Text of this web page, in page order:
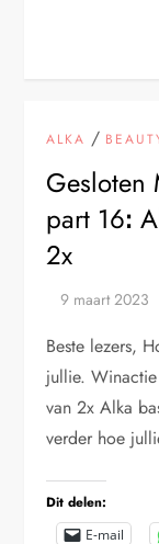
ALKA /
Gesloten
part 16ꓽ
2x
Beste lezers,
jullie.
van 2x Alka
verder hoe
Dit delen:
E-mail